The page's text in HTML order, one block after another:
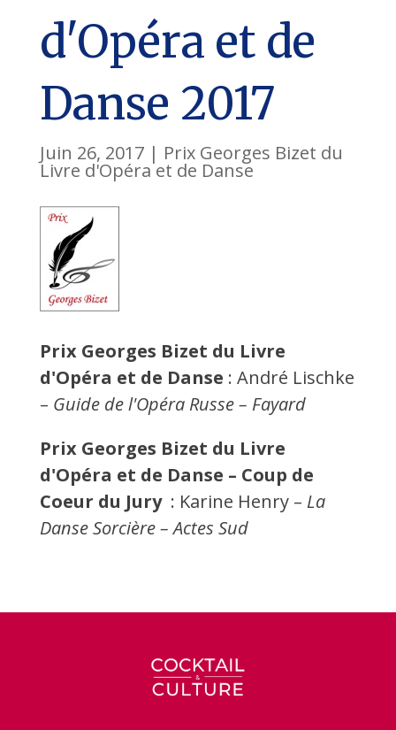
d'Opéra et de
Danse 2017
Juin 26, 2017| Prix Georges Bizet du
Livre d'Opéra et de Danse
Prix Georges Bizet du Livre
d'Opéra et de Danse : André Lischke
– Guide de l'Opéra Russe – Fayard
Prix Georges Bizet du Livre
d'Opéra et de Danse – Coup de
Coeur du Jury : Karine Henry – La
Danse Sorcière – Actes Sud